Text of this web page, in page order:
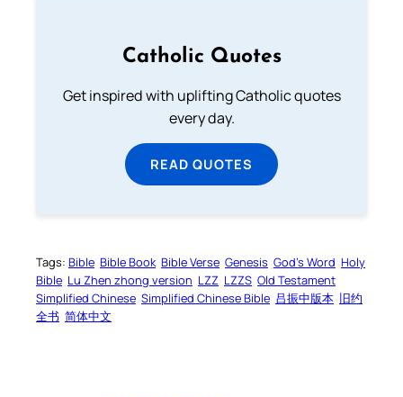
Catholic Quotes
Get inspired with uplifting Catholic quotes
every day.
READ QUOTES
Tags: Bible Bible Book Bible Verse Genesis God’s Word Holy
Bible Lu Zhen zhong version LZZ LZZS Old Testament
Simplified Chinese Simplified Chinese Bible 吕振中版本 旧约
全书 简体中文